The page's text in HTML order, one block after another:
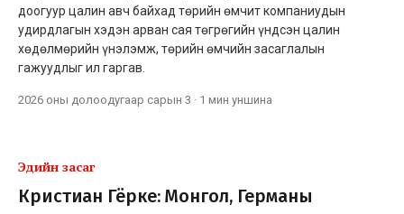
доогуур цалин авч байхад төрийн өмчит компаниудын
удирдлагын хэдэн арван сая төгрөгийн үндсэн цалин
хөдөлмөрийн үнэлэмж, төрийн өмчийн засаглалын
гажуудлыг ил гаргав.
2026 оны долоодугаар сарын 3 · 1 мин уншина
Эдийн засаг
Кристиан Гёрке: Монгол, Германы